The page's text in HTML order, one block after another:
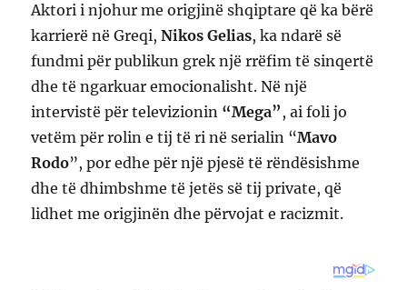
Aktori i njohur me origjinë shqiptare që ka bërë
karrierë në Greqi,Nikos Gelias, ka ndarë së
fundmi për publikun grek një rrëfim të sinqertë
dhe të ngarkuar emocionalisht. Në një
intervistë për televizionin “Mega”, ai foli jo
vetëm për rolin e tij të ri në serialin “Mavo
Rodo”, por edhe për një pjesë të rëndësishme
dhe të dhimbshme të jetës së tij private, që
lidhet me origjinën dhe përvojat e racizmit.